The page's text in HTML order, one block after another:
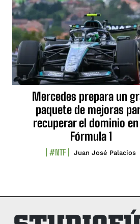
Mercedes prepara un
paquete de mejoras
recuperar el dominio
Fórmula 1
#NTF Juan José Palacios